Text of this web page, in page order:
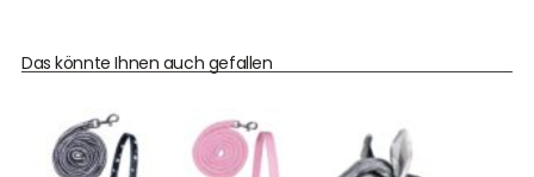
Das könnte Ihnen auch gefallen